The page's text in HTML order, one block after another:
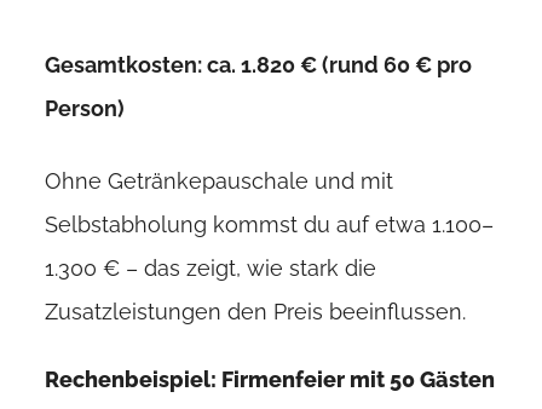
Gesamtkosten: ca. 1.820 € (rund 60 € pro
Person)
Ohne Getränkepauschale und mit
Selbstabholung kommst du auf etwa 1.100–
1.300 € – das zeigt, wie stark die
Zusatzleistungen den Preis beeinflussen.
Rechenbeispiel: Firmenfeier mit 50 Gästen